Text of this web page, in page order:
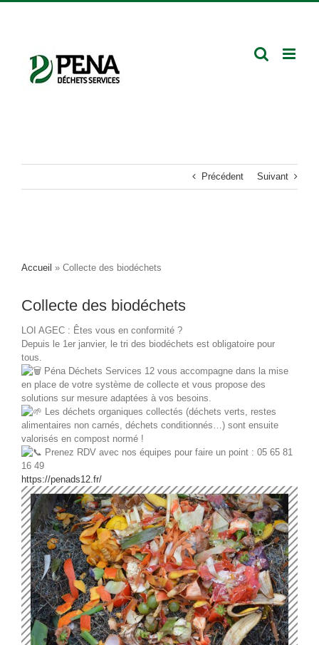
Précédent Suivant
Accueil » Collecte des biodéchets
Collecte des biodéchets
LOI AGEC : Êtes vous en conformité ?
Depuis le 1er janvier, le tri des biodéchets est obligatoire pour
tous.
Péna Déchets Services 12 vous accompagne dans la mise
en place de votre système de collecte et vous propose des
solutions sur mesure adaptées à vos besoins.
Les déchets organiques collectés (déchets verts, restes
alimentaires non carnés, déchets conditionnés…) sont ensuite
valorisés en compost normé !
Prenez RDV avec nos équipes pour faire un point : 05 65 81
16 49
https://penads12.fr/